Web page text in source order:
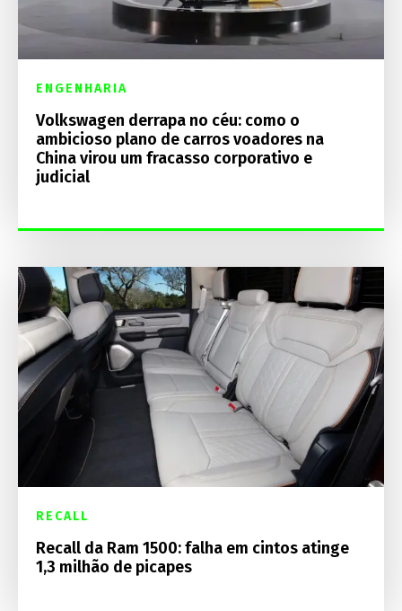
ENGENHARIA
Volkswagen derrapa no céu: como o
ambicioso plano de carros voadores na
China virou um fracasso corporativo e
judicial
RECALL
Recall da Ram 1500: falha em cintos atinge
1,3 milhão de picapes